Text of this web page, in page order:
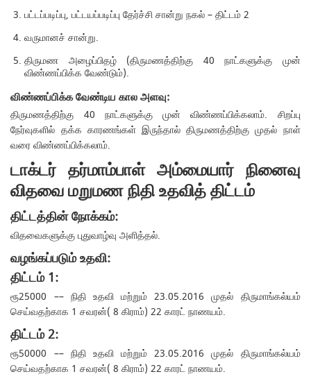
பட்டப்படிப்பு, பட்டயப்படிப்பு தேர்ச்சி சான்று நகல் – திட்டம் 2
வருமானச் சான்று.
திருமண அழைப்பிதழ் (திருமணத்திற்கு 40 நாட்களுக்கு முன்
விண்ணப்பிக்க வேண்டும்).
விண்ணப்பிக்க வேண்டிய கால அளவு:
திருமணத்திற்கு 40 நாட்களுக்கு முன் விண்ணப்பிக்கலாம். சிறப்பு
நேர்வுகளில் தக்க காரணங்கள் இருந்தால் திருமணத்திற்கு முதல் நாள்
வரை விண்ணப்பிக்கலாம்.
டாக்டர் தர்மாம்பாள் அம்மையார் நினைவு
விதவை மறுமண நிதி உதவித் திட்டம்
திட்டத்தின் நோக்கம்:
விதவைகளுக்கு புதுவாழ்வு அளித்தல்.
வழங்கப்படும் உதவி:
திட்டம் 1:
ரூ25000 –– நிதி உதவி மற்றும் 23.05.2016 முதல் திருமாங்கல்யம்
செய்வதற்காக 1 சவரன்( 8 கிராம்) 22 காரட் நாணயம்.
திட்டம் 2:
ரூ50000 –– நிதி உதவி மற்றும் 23.05.2016 முதல் திருமாங்கல்யம்
செய்வதற்காக 1 சவரன்( 8 கிராம்) 22 காரட் நாணயம்.